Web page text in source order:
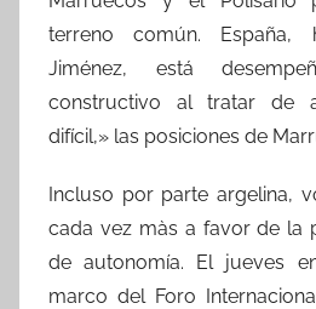
terreno común. España,
Jiménez, está
constructivo al tratar de
difícil,» las posiciones de
Incluso por parte argelina,
cada vez màs a favor de la
de autonomía. El jueves
marco del Foro